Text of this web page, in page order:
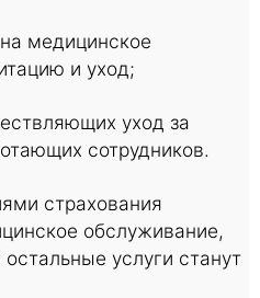
медицинское
и уход;
уход за
сотрудников.
страхования
обслуживание,
услуги станут